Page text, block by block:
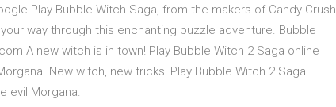
Play Bubble Witch Saga, from the makers of Candy Crush
way through this enchanting puzzle adventure. Bubble
A new witch is in town! Play Bubble Witch 2 Saga online
New witch, new tricks! Play Bubble Witch 2 Saga
evil Morgana.